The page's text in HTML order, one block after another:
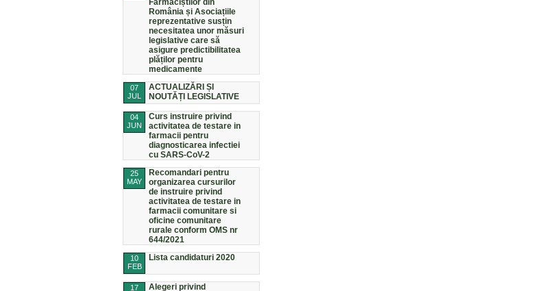
Farmaciștilor din
România și Asociațiile
reprezentative susțin
necesitatea unor măsuri
legislative care să
asigure predictibilitatea
plăților pentru
medicamente
07
JUL
ACTUALIZĂRI ȘI
NOUTĂȚI LEGISLATIVE
04
JUN
Curs instruire privind
activitatea de testare in
farmacii pentru
diagnosticarea infectiei
cu SARS-CoV-2
25
MAY
Recomandari pentru
organizarea cursurilor
de instruire privind
activitatea de testare in
farmacii comunitare si
oficine comunitare
rurale conform OMS nr
644/2021
10
FEB
Lista candidaturi 2020
17 Alegeri privind